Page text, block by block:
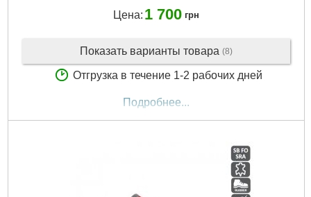
Цена: 1 700 грн
Показать варианты товара (8)
Отгрузка в течение 1-2 рабочих дней
Подробнее...